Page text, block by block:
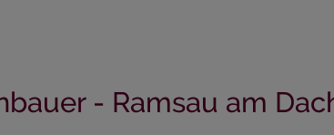
- Ramsau am